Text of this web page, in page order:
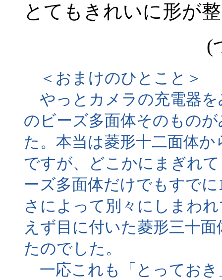
とてもきれいに形が
(
＜おまけのひとこと＞
やっとカメラの充電器を
のビーズ多面体そのもの
た。本当は菱形十二面体
ですが、どこかにまぎれ
ーズ多面体だけでもすで
さによって別々にしまわ
えず目に付いた菱形三十
たのでした。
一応これも「とっておき